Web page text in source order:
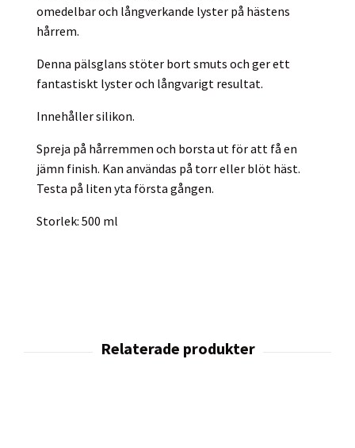
omedelbar och långverkande lyster på hästens
hårrem.
Denna pälsglans stöter bort smuts och ger ett
fantastiskt lyster och långvarigt resultat.
Innehåller silikon.
Spreja på hårremmen och borsta ut för att få en
jämn finish. Kan användas på torr eller blöt häst.
Testa på liten yta första gången.
Storlek: 500 ml